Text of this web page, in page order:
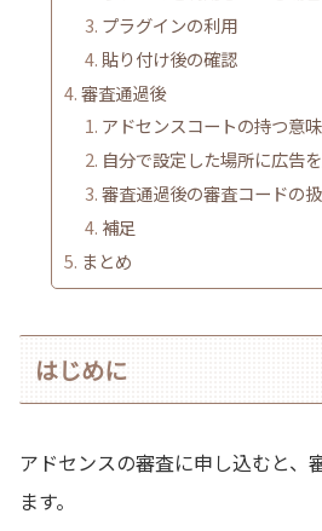
プラグインの利用
貼り付け後の確認
審査通過後
アドセンスコートの持つ意味
自分で設定した場所に広告
審査通過後の審査コードの
補足
まとめ
はじめに
アドセンスの審査に申し込むと、
ます。